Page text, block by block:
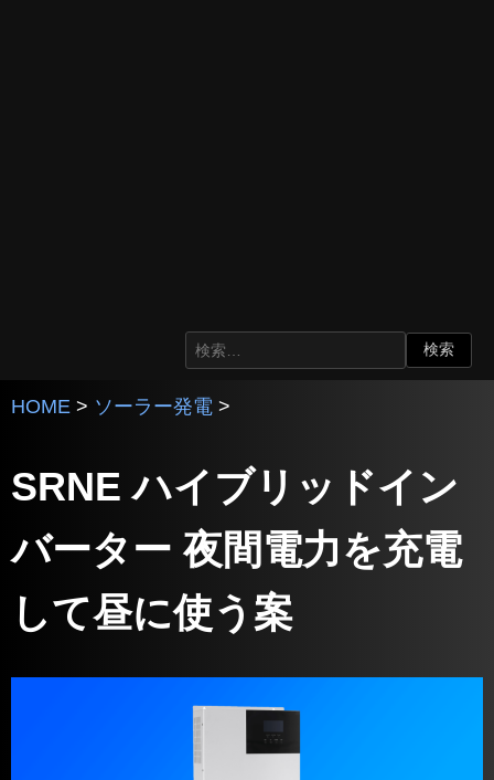
HOME > ソーラー発電 >
SRNE ハイブリッドイン
バーター 夜間電力を充電
して昼に使う案